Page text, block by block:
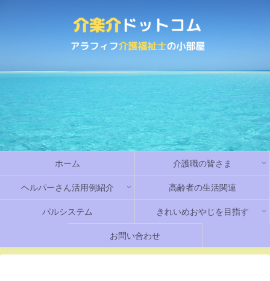
ホーム 介護職の皆さま
ヘルパーさん活用例紹介 高齢者の生活関連
パルシステム きれいめおやじを目指す
お問い合わせ